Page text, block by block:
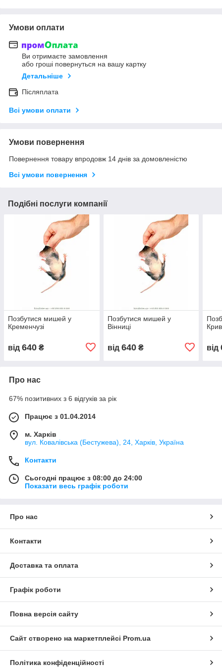
Умови оплати
Ви отримаєте замовлення
або гроші повернуться на вашу картку
Детальніше
Післяплата
Всі умови оплати
Умови повернення
Повернення товару впродовж 14 днів за домовленістю
Всі умови повернення
Подібні послуги компанії
Позбутися мишей у
Кременчузі
від 640 ₴
Позбутися мишей у
Вінниці
від 640₴ від
Про нас
67% позитивних з 6 відгуків за рік
Працює з 01.04.2014
м. Харків
вул. Ковалівська (Бестужева), 24, Харків, Україна
Контакти
Сьогодні працює з 08:00 до 24:00
Показати весь графік роботи
Про нас
Контакти
Доставка та оплата
Графік роботи
Повна версія сайту
Сайт створено на маркетплейсі Prom.ua
Політика конфіденційності